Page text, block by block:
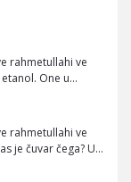
rahmetullahi ve
One u…
rahmetullahi ve
je čuvar čega? U…